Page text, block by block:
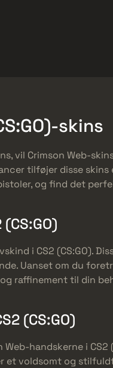
skins
vil Crimson Web-
tilføjer disse
og find det
i CS2 (CS:GO).
Uanset om du
raffinement til din
(CS:GO)
handskerne i
voldsomt og